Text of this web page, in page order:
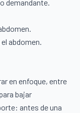
demandante.
abdomen.
en enfoque, entre
bajar
antes de una